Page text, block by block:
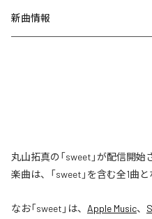
新曲情報
丸山拓真の「sweet」が配信開
楽曲は、「sweet」を含む全1曲と
なお「sweet 」は、 Apple Music、